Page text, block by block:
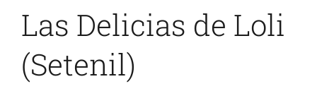
Las Delicias de Loli
(Setenil)